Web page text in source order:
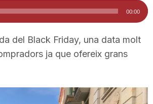
00:00
del Black Friday, una data molt
ja que ofereix grans